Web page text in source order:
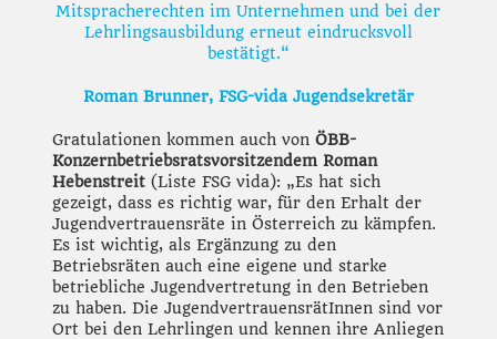
Mitspracherechten im Unternehmen und bei der
Lehrlingsausbildung erneut eindrucksvoll
bestätigt.“
Roman Brunner, FSG-vida Jugendsekretär
Gratulationen kommen auch von ÖBB-
Konzernbetriebsratsvorsitzendem Roman
Hebenstreit(Liste FSG vida): „Es hat sich
gezeigt, dass es richtig war, für den Erhalt der
Jugendvertrauensräte in Österreich zu kämpfen.
Es ist wichtig, als Ergänzung zu den
Betriebsräten auch eine eigene und starke
betriebliche Jugendvertretung in den Betrieben
zu haben. Die JugendvertrauensrätInnen sind vor
Ort bei den Lehrlingen und kennen ihre Anliegen